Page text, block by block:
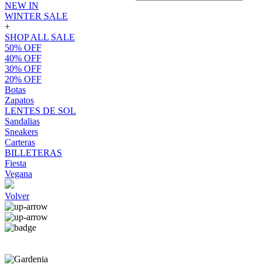
NEW IN
WINTER SALE
+
SHOP ALL SALE
50% OFF
40% OFF
30% OFF
20% OFF
Botas
Zapatos
LENTES DE SOL
Sandalias
Sneakers
Carteras
BILLETERAS
Fiesta
Vegana
Volver